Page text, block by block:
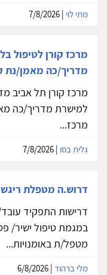
מתי לוי
מרכז קורן לטיפול
מדריך/כה מאמן/נת
מרכז קורן תל אביב
למישרת מדריך/כה
מרכז...
גלית בסו
דרוש.ה מטפלת
דרישות התפקיד
במגמת טיפול ישיר/
מטפל/ת באומנויות...
מלי ברהוד